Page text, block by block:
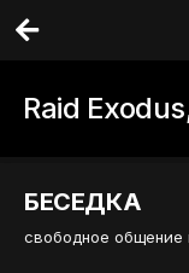
Raid
БЕСЕДКА
свободное